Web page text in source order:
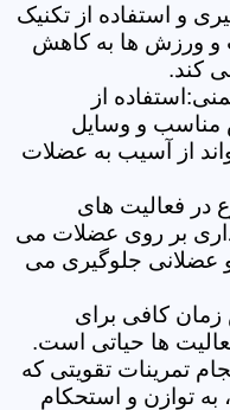
و استفاده از تکنیک
و ورزش ها به کاهش
کند.
از
مناسب و وسایل
از آسیب به عضلات
در فعالیت های
بر روی عضلات می
جلوگیری می
کافی برای
ها حیاتی است.
تمرینات تقویتی که
به توازن و استحکام